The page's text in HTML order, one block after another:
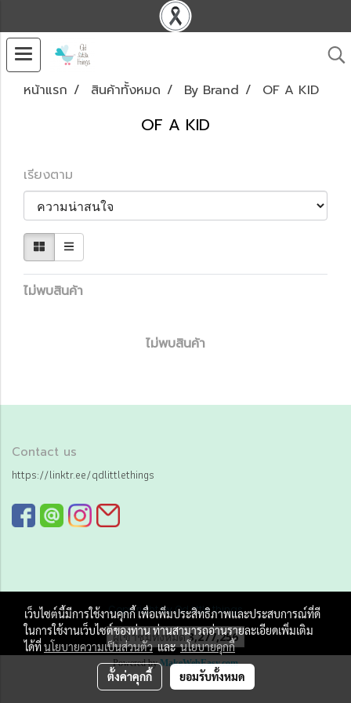
หน้าแรก สินค้าทั้งหมด By Brand OF A KID
OF A KID
เรียงตาม
ไม่พบสินค้า
ไม่พบสินค้า
Contact us
https://linktr.ee/qdlittlethings
Copy right by Qd little things
ผู้เข้าชมทั้งหมด3,277,256
Powered byMakeWebEasy.com
เว็บไซต์นี้มีการใช้งานคุกกี้ เพื่อเพิ่มประสิทธิภาพและประสบการณ์ที่ดี
ในการใช้งานเว็บไซต์ของท่าน ท่านสามารถอ่านรายละเอียดเพิ่มเติม
ได้ที่นโยบายความเป็นส่วนตัวและนโยบายคุกกี้
ตั้งค่าคุกกี้ ยอมรับทั้งหมด